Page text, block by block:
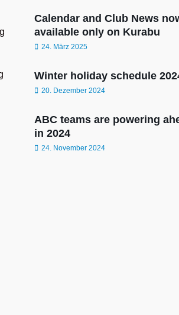
Calendar and Club News
available only on Kurabu
24. März 2025
Winter holiday schedule
20. Dezember 2024
ABC teams are powering
in 2024
24. November 2024